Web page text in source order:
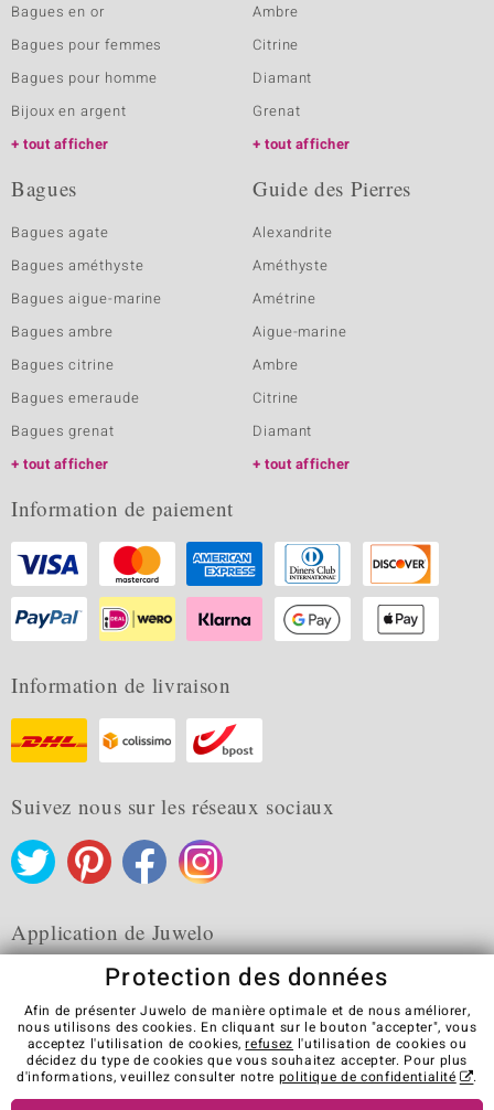
Bagues en or
Bagues pour femmes
Bagues pour homme
Bijoux en argent
tout afficher
Ambre
Citrine
Diamant
Grenat
tout afficher
Bagues
Bagues agate
Bagues améthyste
Bagues aigue-marine
Bagues ambre
Bagues citrine
Bagues emeraude
Bagues grenat
tout afficher
Guide des Pierres
Alexandrite
Améthyste
Amétrine
Aigue-marine
Ambre
Citrine
Diamant
tout afficher
Information de paiement
Information de livraison
Suivez nous sur les réseaux sociaux
Application de Juwelo
CGV Protection des données
Cookies
Mentions légales
Contact
Révocation du contrat
Protection des données
Afin de présenter Juwelo de manière optimale et de nous améliorer,
nous utilisons des cookies. En cliquant sur le bouton "accepter", vous
acceptez l'utilisation de cookies,refusez l'utilisation de cookies ou
décidez du type de cookies que vous souhaitez accepter. Pour plus
d'informations, veuillez consulter notre politique de confidentialité .